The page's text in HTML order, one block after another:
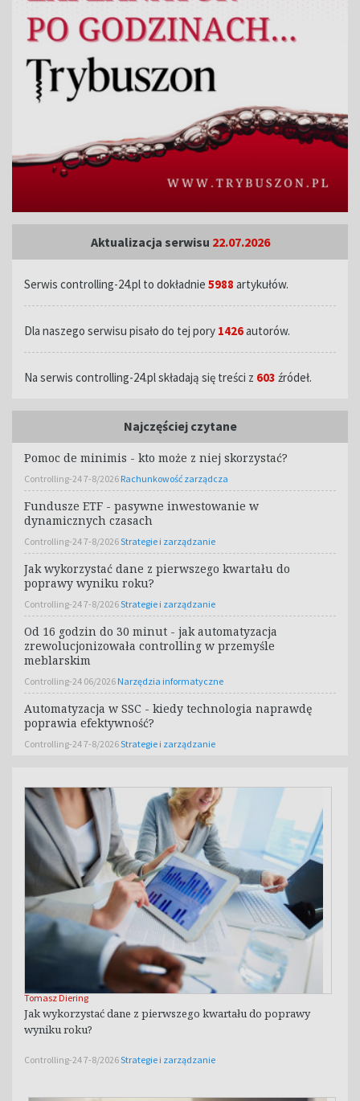
Tomasz Diering
Jak wykorzystać dane z pierwszego kwartału do poprawy
wyniku roku?
Controlling-24 7-8/2026Strategie i zarządzanie
Aktualizacja serwisu 22.07.2026
Serwis controlling-24.pl to dokładnie 5988 artykułów.
Dla naszego serwisu pisało do tej pory 1426autorów.
Na serwis controlling-24.pl składają się treści z 603 źródeł.
Najczęściej czytane
Pomoc de minimis - kto może z niej skorzystać?
Controlling-24 7-8/2026 Rachunkowość zarządcza
Fundusze ETF - pasywne inwestowanie w
dynamicznych czasach
Controlling-24 7-8/2026Strategie i zarządzanie
Jak wykorzystać dane z pierwszego kwartału do
poprawy wyniku roku?
Controlling-24 7-8/2026Strategie i zarządzanie
Od 16 godzin do 30 minut - jak automatyzacja
zrewolucjonizowała controlling w przemyśle
meblarskim
Controlling-24 06/2026 Narzędzia informatyczne
Automatyzacja w SSC - kiedy technologia naprawdę
poprawia efektywność?
Controlling-24 7-8/2026Strategie i zarządzanie